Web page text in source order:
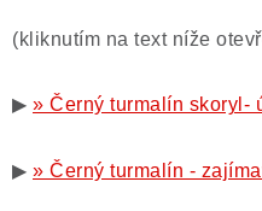
(kliknutím na text níže
▶ » Černý turmalín skoryl-
▶ » Černý turmalín -